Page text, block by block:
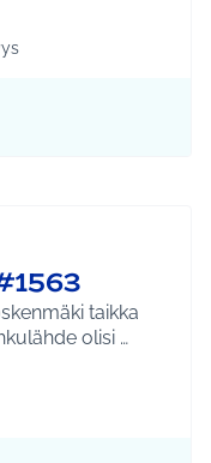
Hyvinvointi ja
taikka
suihkulähde olisi …
Ympäristö